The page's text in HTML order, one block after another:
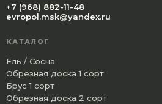
+7 (968) 882-11-48
evropol.msk@yandex.ru
КАТАЛОГ
Ель / Сосна
Обрезная доска 1 сорт
Брус 1 сорт
Обрезная доска 2 сорт